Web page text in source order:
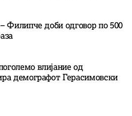
Филипче доби одговор по 500
влијание од
демографот Герасимовски